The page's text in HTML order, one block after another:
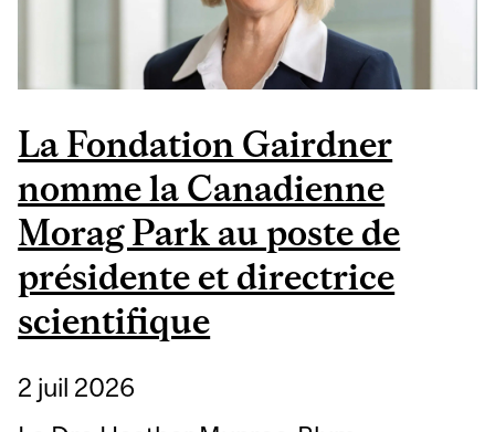
La Fondation Gairdner
nomme la Canadienne
Morag Park au poste de
présidente et directrice
scientifique
2 juil 2026